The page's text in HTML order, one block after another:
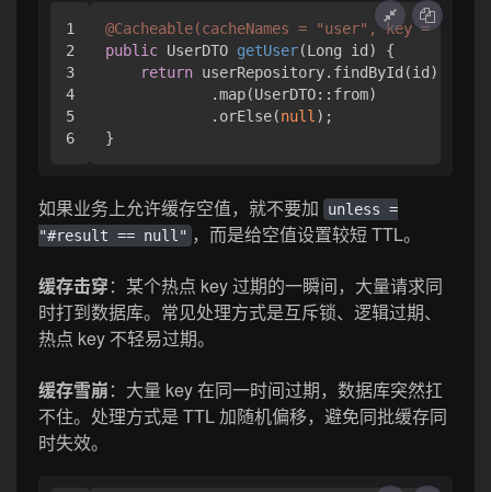
1
2
3
4
5
@Cacheable(cacheNames = "user", key =
public UserDTO getUser(Long id)
{
return userRepository.findById(id)
            .map(UserDTO::from)
            .orElse(
null );
如果业务上允许缓存空值，就不要加
unless =
"#result == null" ，而是给空值设置较短 TTL。
缓存击穿：某个热点 key 过期的一瞬间，大量请求同
时打到数据库。常见处理方式是互斥锁、逻辑过期、
热点 key 不轻易过期。
缓存雪崩：大量 key 在同一时间过期，数据库突然扛
不住。处理方式是 TTL 加随机偏移，避免同批缓存同
时失效。